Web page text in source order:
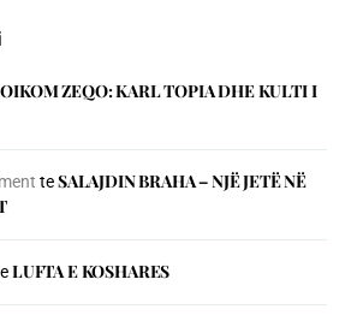
ZEQO: KARL TOPIA DHE KULTI I
teSALAJDIN BRAHA – NJЁ JETЁ NЁ
LUFTA E KOSHARES